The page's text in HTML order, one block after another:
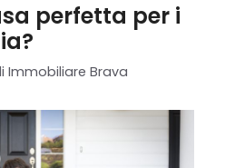
perfetta per i
Immobiliare Brava